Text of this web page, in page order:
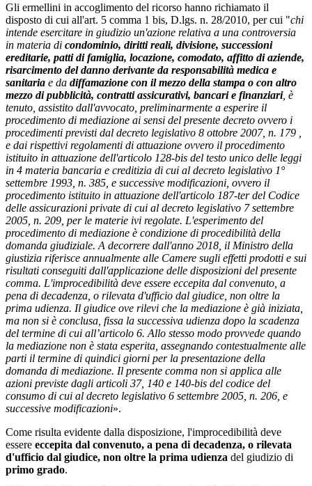
Gli ermellini in accoglimento del ricorso hanno richiamato il
disposto di cui all'art. 5 comma 1 bis, D.lgs. n. 28/2010, per cui "chi
intende esercitare in giudizio un'azione relativa a una controversia
in materia di condominio, diritti reali, divisione, successioni
ereditarie, patti di famiglia, locazione, comodato, affitto di aziende,
risarcimento del danno derivante da responsabilità medica e
sanitaria e da diffamazione con il mezzo della stampa o con altro
mezzo di pubblicità, contratti assicurativi, bancari e finanziari, è
tenuto, assistito dall'avvocato, preliminarmente a esperire il
procedimento di mediazione ai sensi del presente decreto ovvero i
procedimenti previsti dal decreto legislativo 8 ottobre 2007, n. 179 ,
e dai rispettivi regolamenti di attuazione ovvero il procedimento
istituito in attuazione dell'articolo 128-bis del testo unico delle leggi
in 4 materia bancaria e creditizia di cui al decreto legislativo 1°
settembre 1993, n. 385, e successive modificazioni, ovvero il
procedimento istituito in attuazione dell'articolo 187-ter del Codice
delle assicurazioni private di cui al decreto legislativo 7 settembre
2005, n. 209, per le materie ivi regolate. L'esperimento del
procedimento di mediazione è condizione di procedibilità della
domanda giudiziale. A decorrere dall'anno 2018, il Ministro della
giustizia riferisce annualmente alle Camere sugli effetti prodotti e sui
risultati conseguiti dall'applicazione delle disposizioni del presente
comma. L'improcedibilità deve essere eccepita dal convenuto, a
pena di decadenza, o rilevata d'ufficio dal giudice, non oltre la
prima udienza. Il giudice ove rilevi che la mediazione è già iniziata,
ma non si è conclusa, fissa la successiva udienza dopo la scadenza
del termine di cui all’articolo 6. Allo stesso modo provvede quando
la mediazione non è stata esperita, assegnando contestualmente alle
parti il termine di quindici giorni per la presentazione della
domanda di mediazione. Il presente comma non si applica alle
azioni previste dagli articoli 37, 140 e 140-bis del codice del
consumo di cui al decreto legislativo 6 settembre 2005, n. 206, e
successive modificazioni».
Come risulta evidente dalla disposizione, l'improcedibilità deve
essere eccepita dal convenuto, a pena di decadenza, o rilevata
d'ufficio dal giudice, non oltre la prima udienza del giudizio di
primo grado.